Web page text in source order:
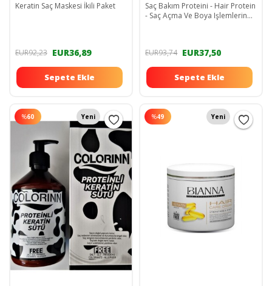
Keratin Saç Maskesi İkili Paket
EUR92,23 EUR36,89
Sepete Ekle
Saç Bakım Proteini - Hair Protein
- Saç Açma Ve Boya Işlemlerinde
EUR93,74 EUR37,50
Sepete Ekle
%60 Yeni %49 Yeni